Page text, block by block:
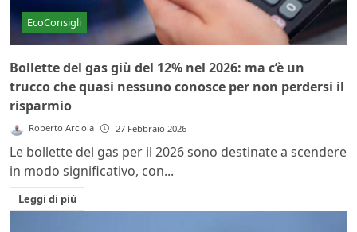
EcoConsigli
Bollette del gas giù del 12% nel 2026: ma c’è un
trucco che quasi nessuno conosce per non perdersi il
risparmio
Roberto Arciola 27 Febbraio 2026
Le bollette del gas per il 2026 sono destinate a scendere
in modo significativo, con...
Leggi di più